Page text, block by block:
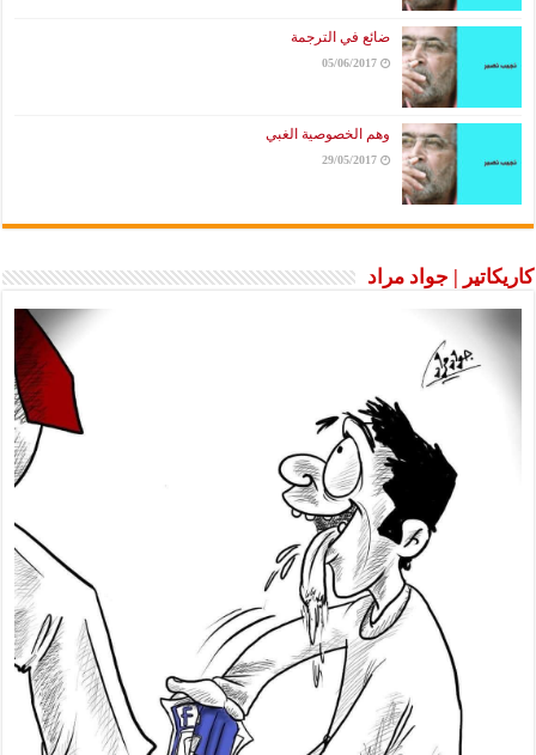
ضائع في الترجمة
05/06/2017
وهم الخصوصية الغبي
29/05/2017
كاريكاتير | جواد مراد